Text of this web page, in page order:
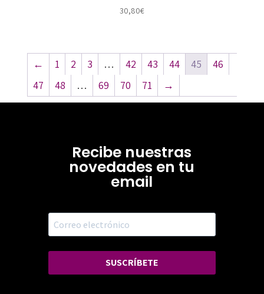
30,80€
← 1 2 3 … 42 43 44 45
46
47
48 … 69 70 71 →
Recibe nuestras
novedades en tu
email
SUSCRÍBETE